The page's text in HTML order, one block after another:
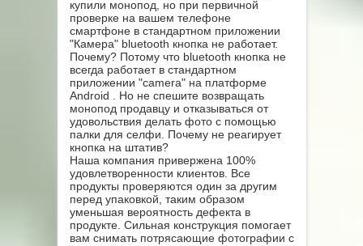
купили монопод, но при первичной
проверке на вашем телефоне
смартфоне в стандартном приложении
"Камера" bluetooth кнопка не работает.
Почему? Потому что bluetooth кнопка не
всегда работает в стандартном
приложении "camera" на платформе
Android . Но не спешите возвращать
монопод продавцу и отказываться от
удовольствия делать фото с помощью
палки для селфи. Почему не реагирует
кнопка на штатив?
Наша компания привержена 100%
удовлетворенности клиентов. Все
продукты проверяются один за другим
перед упаковкой, таким образом
уменьшая вероятность дефекта в
продукте. Сильная конструкция помогает
вам снимать потрясающие фотографии с